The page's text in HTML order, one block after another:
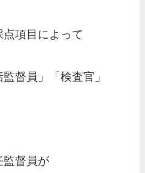
項目によって
督員」「検査官」
監督員が